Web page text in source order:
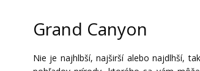
Grand Canyon
Nie je najhlbší, najširší alebo najdlhší,